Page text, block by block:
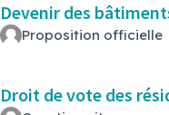
Devenir des
Proposition officielle
Droit de vote des